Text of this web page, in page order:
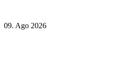
09. Ago 2026